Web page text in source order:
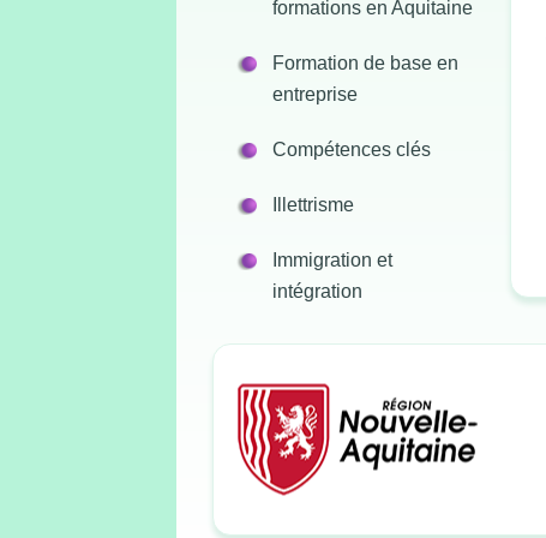
formations en Aquitaine
Formation de base en
entreprise
Compétences clés
Illettrisme
Immigration et
intégration